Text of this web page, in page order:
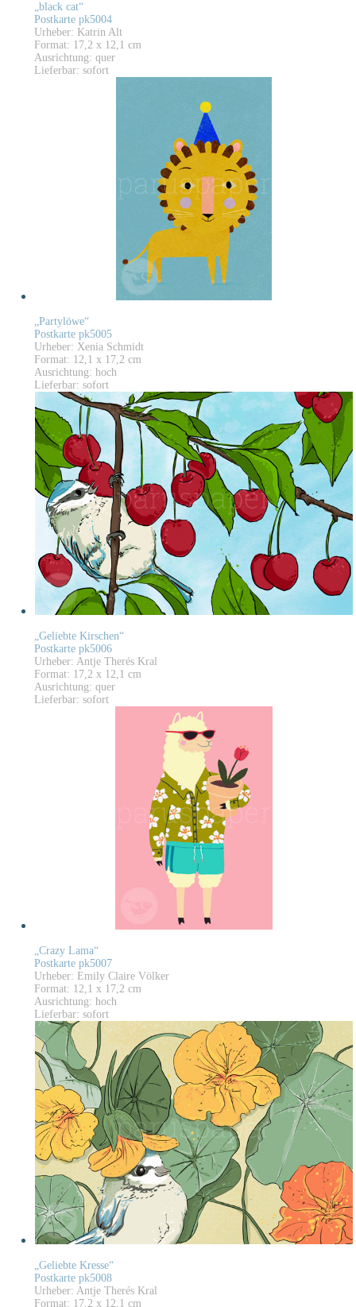
„black cat“
Postkarte pk5004
Urheber: Katrin Alt
Format: 17,2 x 12,1 cm
Ausrichtung: quer
Lieferbar: sofort
„Partylöwe“
Postkarte pk5005
Urheber: Xenia Schmidt
Format: 12,1 x 17,2 cm
Ausrichtung: hoch
Lieferbar: sofort
„Geliebte Kirschen“
Postkarte pk5006
Urheber: Antje Therés Kral
Format: 17,2 x 12,1 cm
Ausrichtung: quer
Lieferbar: sofort
„Crazy Lama“
Postkarte pk5007
Urheber: Emily Claire Völker
Format: 12,1 x 17,2 cm
Ausrichtung: hoch
Lieferbar: sofort
„Geliebte Kresse“
Postkarte pk5008
Urheber: Antje Therés Kral
Format: 17,2 x 12,1 cm